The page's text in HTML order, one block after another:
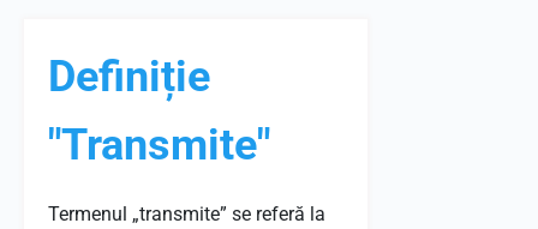
Definiție
"Transmite"
Termenul „transmite” se referă la